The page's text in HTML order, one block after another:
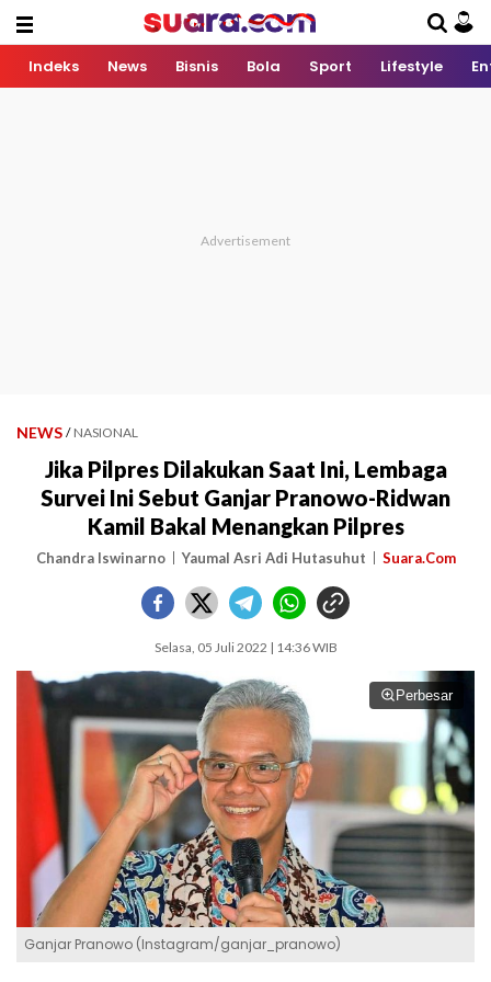
Indeks News Bisnis Bola Sport Lifestyle
NEWS / NASIONAL
Jika Pilpres Dilakukan Saat Ini, Lembaga
Survei Ini Sebut Ganjar Pranowo-Ridwan
Kamil Bakal Menangkan Pilpres
Chandra Iswinarno Yaumal Asri Adi Hutasuhut Suara.Com
Selasa, 05 Juli 2022 | 14:36 WIB
Perbesar
Ganjar Pranowo (Instagram/ganjar_pranowo)